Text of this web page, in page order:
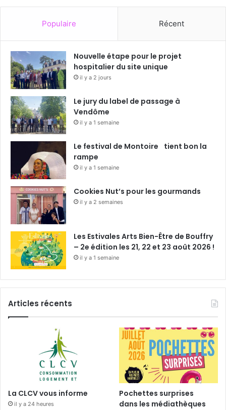
Populaire Récent
Nouvelle étape pour le projet
hospitalier du site unique
il y a 2 jours
Le jury du label de passage à
Vendôme
il y a 1 semaine
Le festival de Montoire tient bon la
rampe
il y a 1 semaine
Cookies Nut’s pour les gourmands
il y a 2 semaines
Les Estivales Arts Bien-Être de Bouffry
– 2e édition les 21, 22 et 23 août 2026 !
il y a 1 semaine
Articles récents
La CLCV vous informe
il y a 24 heures
Pochettes surprises
dans les médiathèques